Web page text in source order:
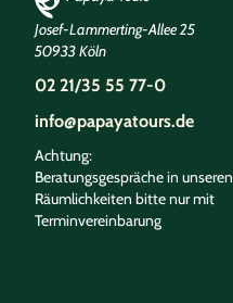
Josef-Lammerting-Allee 25
50933 Köln
02 21/35 55 77-0
info@papayatours.de
Achtung:
Beratungsgespräche in unseren
Räumlichkeiten bitte nur mit
Terminvereinbarung